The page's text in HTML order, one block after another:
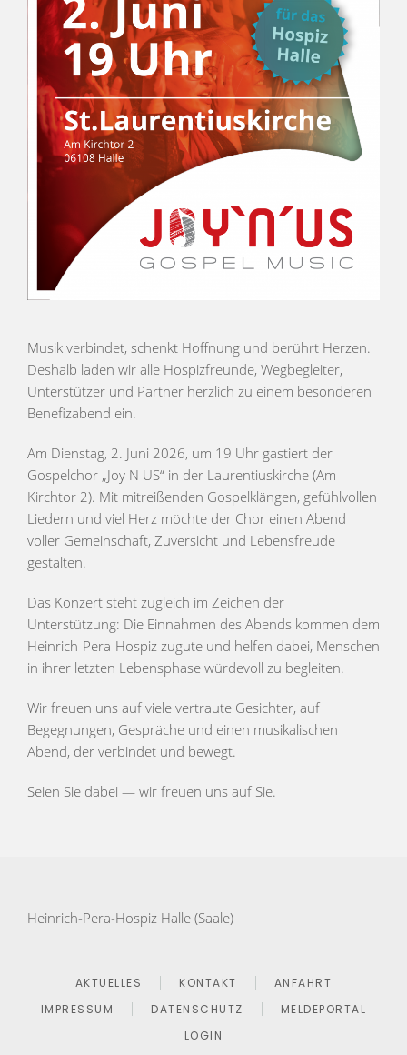
Musik verbindet, schenkt Hoffnung und berührt Herzen.
Deshalb laden wir alle Hospizfreunde, Wegbegleiter,
Unterstützer und Partner herzlich zu einem besonderen
Benefizabend ein.
Am Dienstag, 2. Juni 2026, um 19 Uhr gastiert der
Gospelchor „Joy N US“ in der Laurentiuskirche (Am
Kirchtor 2). Mit mitreißenden Gospelklängen, gefühlvollen
Liedern und viel Herz möchte der Chor einen Abend
voller Gemeinschaft, Zuversicht und Lebensfreude
gestalten.
Das Konzert steht zugleich im Zeichen der
Unterstützung: Die Einnahmen des Abends kommen dem
Heinrich-Pera-Hospiz zugute und helfen dabei, Menschen
in ihrer letzten Lebensphase würdevoll zu begleiten.
Wir freuen uns auf viele vertraute Gesichter, auf
Begegnungen, Gespräche und einen musikalischen
Abend, der verbindet und bewegt.
Seien Sie dabei — wir freuen uns auf Sie.
Heinrich-Pera-Hospiz Halle (Saale)
AKTUELLES KONTAKT
ANFAHRT
IMPRESSUM
DATENSCHUTZ
MELDEPORTAL
LOGIN